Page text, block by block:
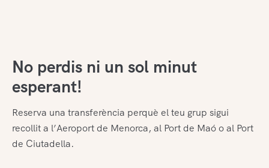
No perdis ni un sol minut
esperant!
Reserva una transferència perquè el teu grup sigui
recollit a l’Aeroport de Menorca, al Port de Maó o al Port
de Ciutadella.